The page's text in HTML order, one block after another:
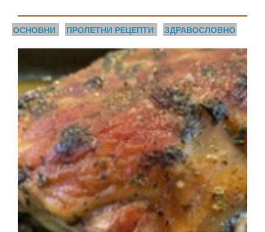
ОСНОВНИ ПРОЛЕТНИ РЕЦЕПТИ ЗДРАВОСЛОВНО